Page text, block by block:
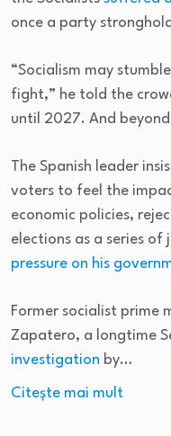
once a party
“Socialism may
fight,” he told the
until 2027. And
The Spanish leader
voters to feel the
economic policies,
elections as a series
pressure on his
Former socialist prime
Zapatero, a longtime
investigation by…
Citeşte mai mult